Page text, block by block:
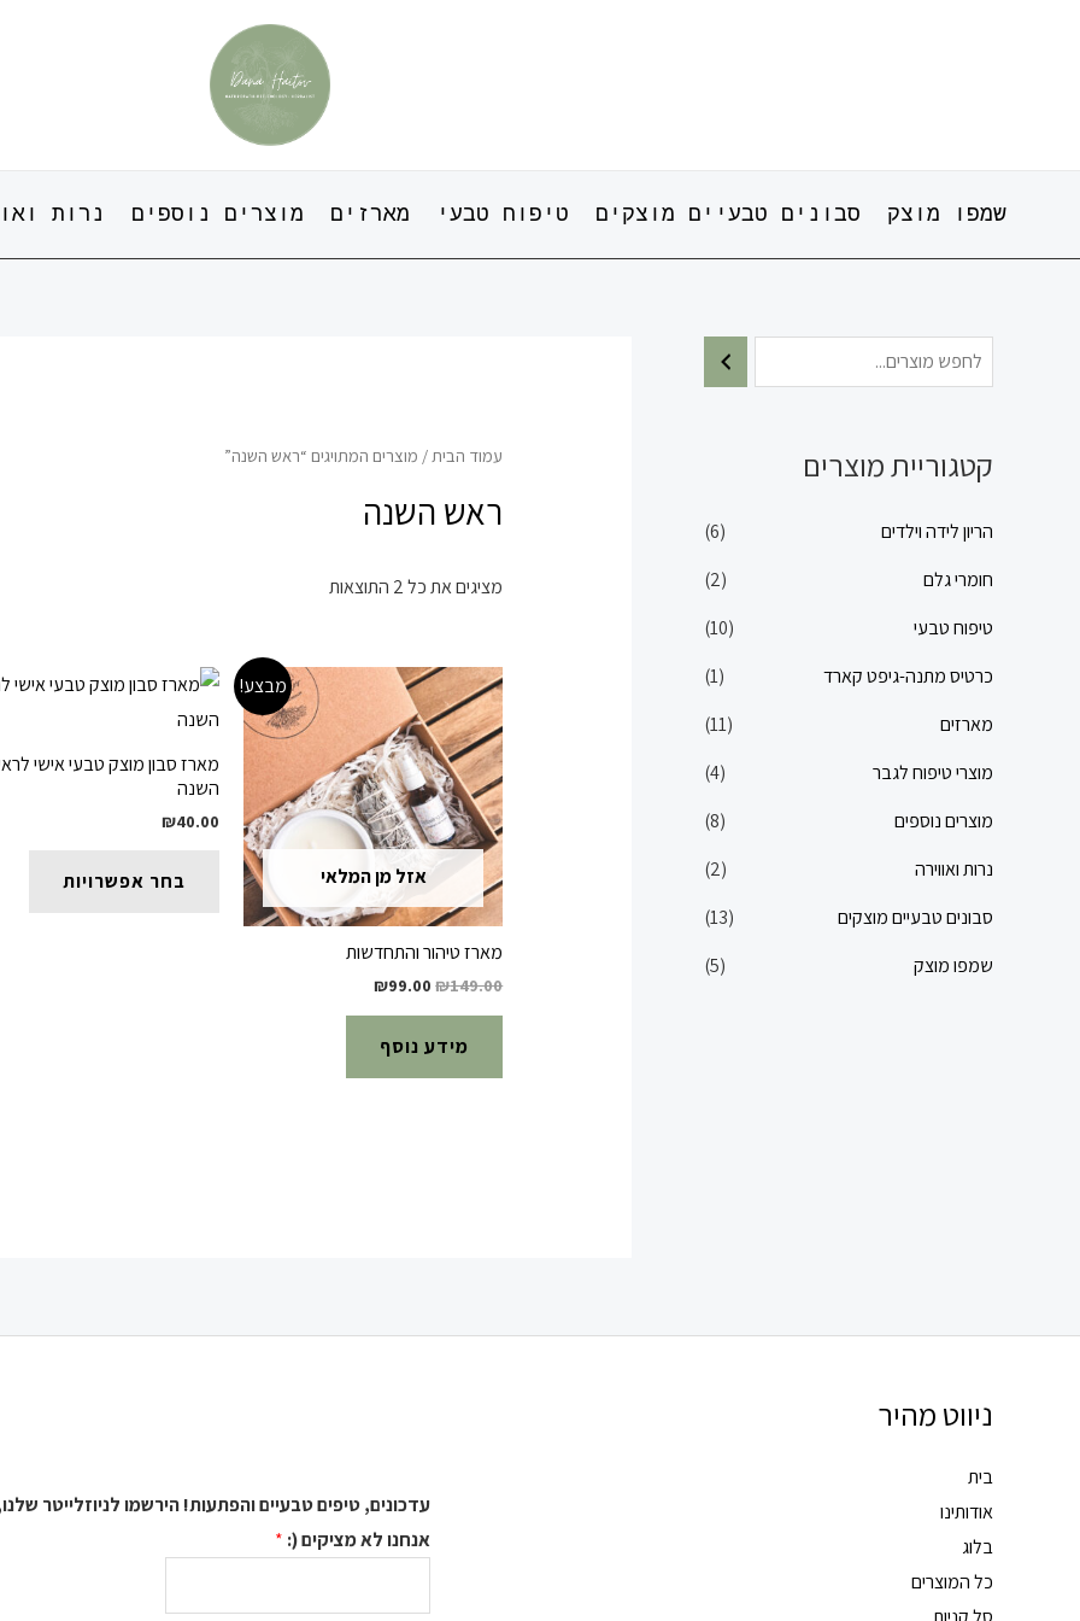
שמפו מוצק סבונים טבעיים מוצקים טיפוח טבעי מארזים מוצרים נוספים נרות
קטגוריית מוצרים
הריון לידה וילדים
(6)
חומרי גלם
(2)
טיפוח טבעי
(10)
כרטיס מתנה-גיפט קארד
(1)
מארזים
(11)
מוצרי טיפוח לגבר
(4)
מוצרים נוספים
(8)
נרות ואווירה
(2)
סבונים טבעיים מוצקים
(13)
שמפו מוצק
(5)
עמוד הבית/ מוצרים המתויגים “ראש השנה”
ראש השנה
מציגים את כל ⁦2⁩ התוצאות
ממוין
העדכני
ביותר
מבצע!
אזל מן המלאי
מארז טיהור והתחדשות
₪149.00
המחיר
₪149.00.
₪99.00
המחיר
מידע נוסף
מארז סבון מוצק טבעי אישי
השנה
₪40.00
בחר אפשרויות
ניווט מהיר
בית
אודותינו
בלוג
כל המוצרים
עדכונים, טיפים טבעיים והפתעות! הירשמו לניוזלייטר
אנחנו לא מציקים (: *